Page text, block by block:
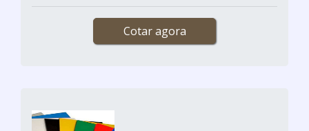
Cotar agora